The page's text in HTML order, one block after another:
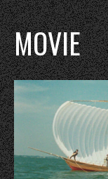
MOVIE